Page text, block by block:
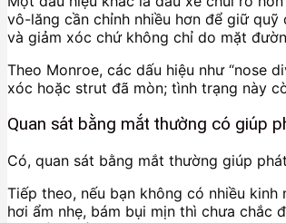
vô-lăng cần chỉnh nhiều hơn để giữ
và giảm xóc chứ không chỉ do mặt
Theo Monroe, các dấu hiệu như “nose
xóc hoặc strut đã mòn; tình trạng này
Quan sát bằng mắt thường có giúp
Có, quan sát bằng mắt thường giúp
Tiếp theo, nếu bạn không có nhiều
hơi ẩm nhẹ, bám bụi mịn thì chưa chắc